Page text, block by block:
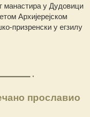
манастира у Дудовици
Архијерејском
призренски у егзилу
прославио